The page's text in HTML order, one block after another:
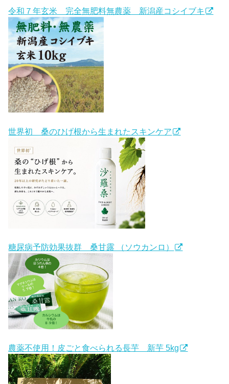
令和７年玄米 完全無肥料無農薬 新潟産コシイブキ
世界初 桑のひげ根から生まれたスキンケア
糖尿病予防効果抜群 桑甘露 （ソウカンロ）
農薬不使用！皮ごと食べられる長芋 新芋 5kg